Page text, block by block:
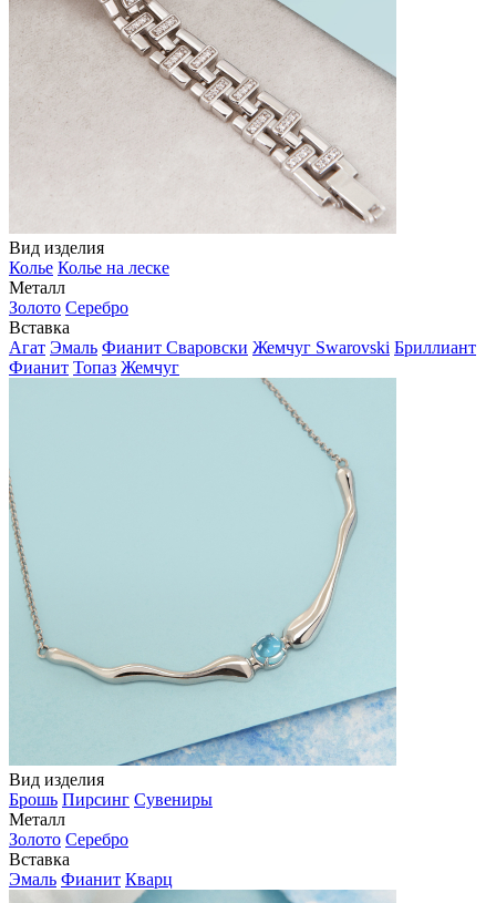
Вид изделия
Колье Колье на леске
Металл
Золото Серебро
Вставка
Агат Эмаль Фианит Сваровски Жемчуг Swarovski Бриллиант
Фианит Топаз Жемчуг
Вид изделия
Брошь Пирсинг Сувениры
Металл
Золото Серебро
Вставка
Эмаль Фианит Кварц